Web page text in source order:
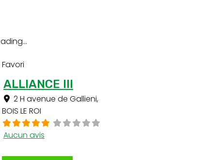
Favori
ALLIANCE III
2 H avenue de Gallieni,
BOIS LE ROI
Aucun avis